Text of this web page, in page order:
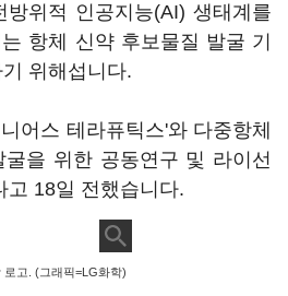
위적 인공지능(AI) 생태계를
항체 신약 후보물질 발굴 기
위해섭니다.
어스 테라퓨틱스'와 다중항체
을 위한 공동연구 및 라이선
고 18일 전했습니다.
로고. (그래픽=LG화학)